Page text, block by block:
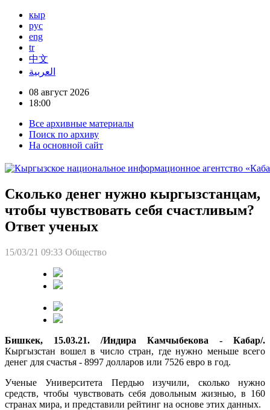
кыр
рус
eng
tr
中文
العربية
08 август 2026
18:00
Все архивные материалы
Поиск по архиву
На основной сайт
Сколько денег нужно кыргызстанцам,
чтобы чувствовать себя счастливым?
Ответ ученых
15/03/21 09:33 Общество
Бишкек, 15.03.21. /Индира Камчыбекова - Кабар/.
Кыргызстан вошел в число стран, где нужно меньше всего
денег для счастья - 8997 долларов или 7526 евро в год.
Ученые Университета Пердью изучили, сколько нужно
средств, чтобы чувствовать себя довольным жизнью, в 160
странах мира, и представили рейтинг на основе этих данных.